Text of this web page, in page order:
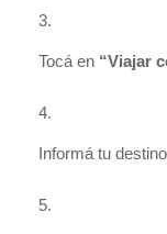
Tocá en “Viajar
Informá tu